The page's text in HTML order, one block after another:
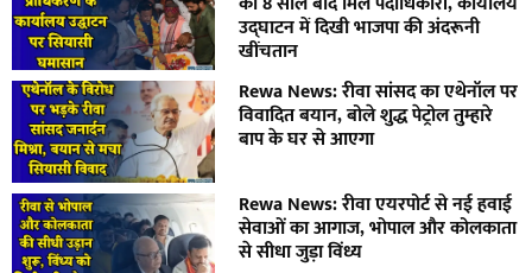
उद्घाटन में दिखी भाजपा की अंदरूनी
खींचतान
Rewa News: रीवा सांसद का एथेनॉल पर
विवादित बयान, बोले शुद्ध पेट्रोल तुम्हारे
बाप के घर से आएगा
Rewa News: रीवा एयरपोर्ट से नई हवाई
सेवाओं का आगाज, भोपाल और कोलकाता
से सीधा जुड़ा विंध्य